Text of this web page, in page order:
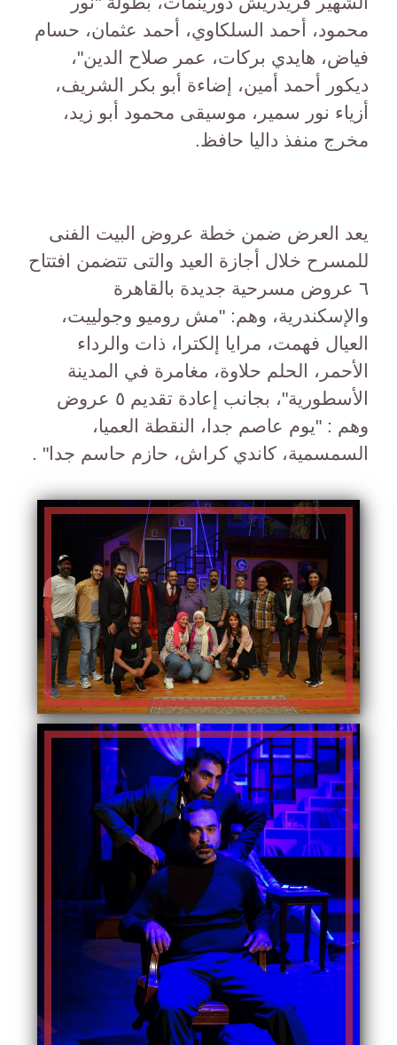
محمود، أحمد السلكاوي، أحمد عثمان، حسام
فياض، هايدي بركات، عمر صلاح الدين"،
ديكور أحمد أمين، إضاءة أبو بكر الشريف،
أزياء نور سمير، موسيقى محمود أبو زيد،
مخرج منفذ داليا حافظ.
يعد العرض ضمن خطة عروض البيت الفنى
للمسرح خلال أجازة العيد والتى تتضمن افتتاح
٦ عروض مسرحية جديدة بالقاهرة
والإسكندرية، وهم: "مش روميو وجولييت،
العيال فهمت، مرايا إلكترا، ذات والرداء
الأحمر، الحلم حلاوة، مغامرة في المدينة
الأسطورية"، بجانب إعادة تقديم ٥ عروض
وهم : "يوم عاصم جدا، النقطة العميا،
السمسمية، كاندي كراش، حازم حاسم جدا" .